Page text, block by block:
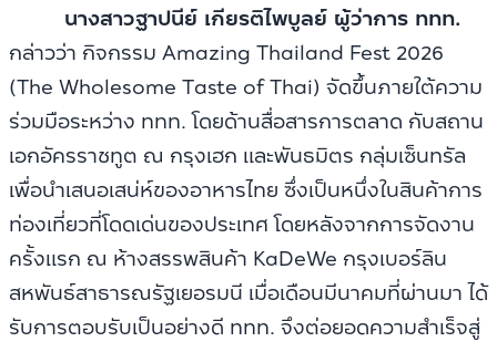
นางสาวฐาปนีย์ เกียรติไพบูลย์ ผู้ว่าการ ททท.
กล่าวว่า กิจกรรม Amazing Thailand Fest 2026
(The Wholesome Taste of Thai) จัดขึ้นภายใต้ความ
ร่วมมือระหว่าง ททท. โดยด้านสื่อสารการตลาด กับสถาน
เอกอัครราชทูต ณ กรุงเฮก และพันธมิตร กลุ่มเซ็นทรัล
เพื่อนำเสนอเสน่ห์ของอาหารไทย ซึ่งเป็นหนึ่งในสินค้าการ
ท่องเที่ยวที่โดดเด่นของประเทศ โดยหลังจากการจัดงาน
ครั้งแรก ณ ห้างสรรพสินค้า KaDeWe กรุงเบอร์ลิน
สหพันธ์สาธารณรัฐเยอรมนี เมื่อเดือนมีนาคมที่ผ่านมา ได้
รับการตอบรับเป็นอย่างดี ททท. จึงต่อยอดความสำเร็จสู่